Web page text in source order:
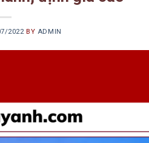
2022BY ADMIN